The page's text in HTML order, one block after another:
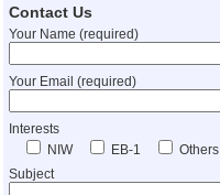
Contact Us
Your Name (required)
Your Email (required)
Interests
NIW
EB-1
Others
Subject